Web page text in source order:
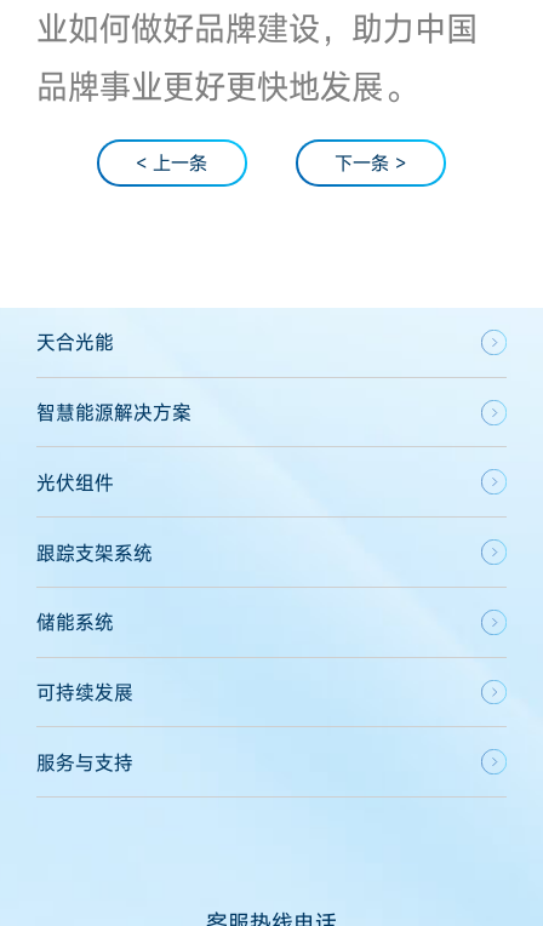
业如何做好品牌建设，助力中国
品牌事业更好更快地发展。
< 上一条 下一条 >
天合光能
智慧能源解决方案
光伏组件
跟踪支架系统
储能系统
可持续发展
服务与支持